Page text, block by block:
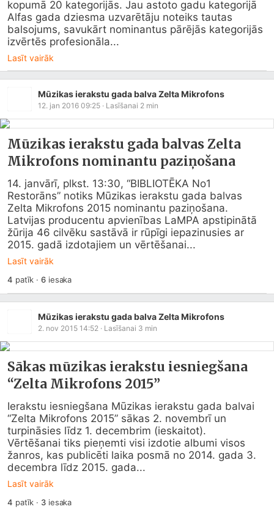
kopumā 20 kategorijās. Jau astoto gadu kategorijā
Alfas gada dziesma uzvarētāju noteiks tautas
balsojums, savukārt nominantus pārējās kategorijās
izvērtēs profesionāla...
Lasīt vairāk
Mūzikas ierakstu gada balva Zelta Mikrofons
12. jan 2016 09:25 · Lasīšanai 2 min
Mūzikas ierakstu gada balvas Zelta
Mikrofons nominantu paziņošana
14. janvārī, plkst. 13:30, “BIBLIOTĒKA No1
Restorāns” notiks Mūzikas ierakstu gada balvas
Zelta Mikrofons 2015 nominantu paziņošana.
Latvijas producentu apvienības LaMPA apstipinātā
žūrija 46 cilvēku sastāvā ir rūpīgi iepazinusies ar
2015. gadā izdotajiem un vērtēšanai...
Lasīt vairāk
4 patīk ·6iesaka
Mūzikas ierakstu gada balva Zelta Mikrofons
2. nov 2015 14:52 · Lasīšanai 3 min
Sākas mūzikas ierakstu iesniegšana
“Zelta Mikrofons 2015”
Ierakstu iesniegšana Mūzikas ierakstu gada balvai
“Zelta Mikrofons 2015” sākas 2. novembrī un
turpināsies līdz 1. decembrim (ieskaitot).
Vērtēšanai tiks pieņemti visi izdotie albumi visos
žanros, kas publicēti laika posmā no 2014. gada 3.
decembra līdz 2015. gada...
Lasīt vairāk
4 patīk · 3iesaka